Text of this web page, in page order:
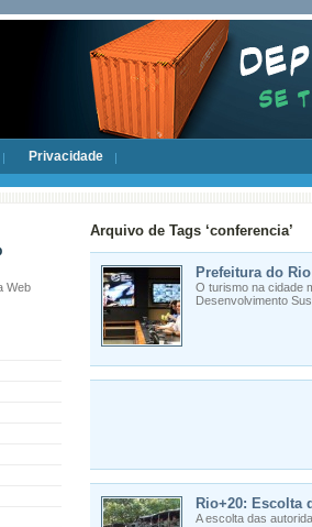
Privacidade
Arquivo de Tags ‘conferencia’
Prefeitura do
O turismo na cidade
Desenvolvimento
Rio+20: Escolta
A escolta das